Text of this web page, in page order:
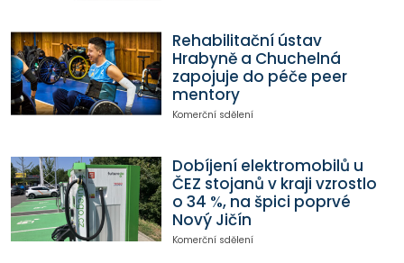
Rehabilitační ústav
Hrabyně a Chuchelná
zapojuje do péče peer
mentory
Komerční sdělení
Dobíjení elektromobilů u
ČEZ stojanů v kraji vzrostlo
o 34 %, na špici poprvé
Nový Jičín
Komerční sdělení